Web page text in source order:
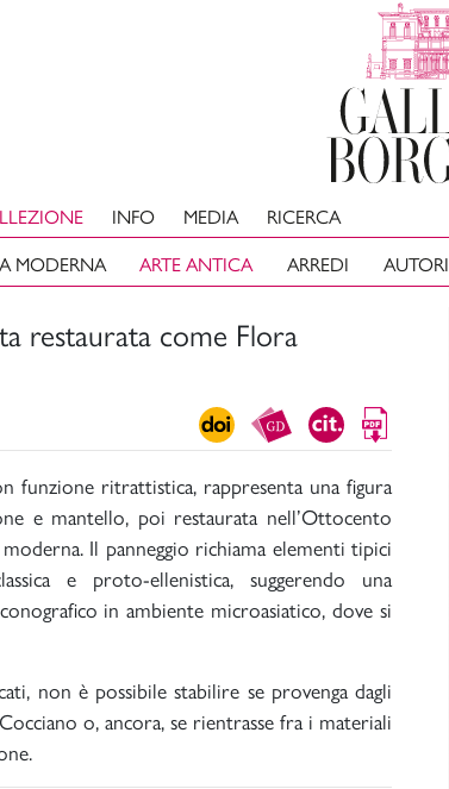
MODERNA ARTE ANTICA ARREDI AUTORI
INFO MEDIA RICERCA
restaurata come Flora
funzione ritrattistica, rappresenta una figura
e mantello, poi restaurata nell’Ottocento
Il panneggio richiama elementi tipici
e proto-ellenistica, suggerendo una
in ambiente microasiatico, dove si
non è possibile stabilire se provenga dagli
o, ancora, se rientrasse fra i materiali